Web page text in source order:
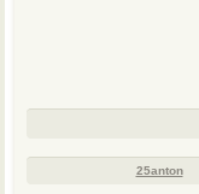
25anton